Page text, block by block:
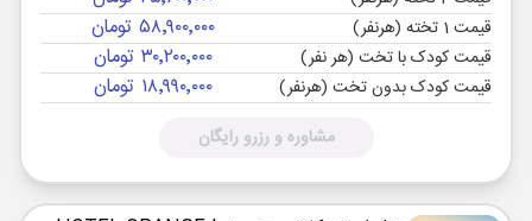
قیمت 1 تخته (هرنفر) ۵۸٬۹۰۰٬۰۰۰ تومان
قیمت کودک با تخت (هر نفر) ۳۰٬۲۰۰٬۰۰۰ تومان
قیمت کودک بدون تخت (هرنفر) ۱۸٬۹۹۰٬۰۰۰ تومان
مشاوره و رزرو رایگان